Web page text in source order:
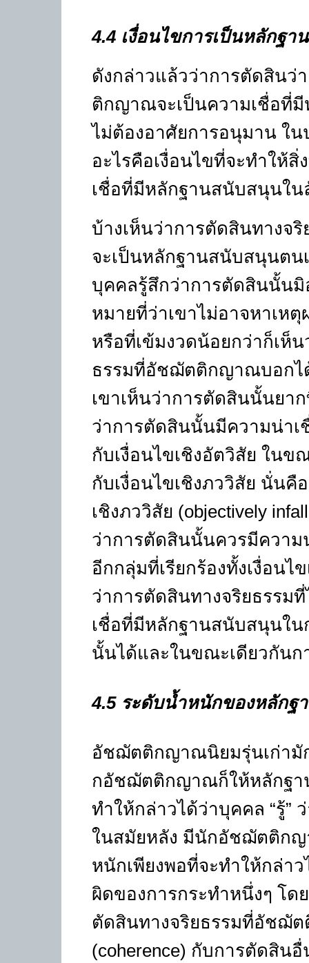
4.4 เงื่อนไขการเป็นหลักฐ
ดังกล่าวแล้วว่าการตัดสินว่
ติกญาณจะเป็นความเชื่อที่
ไม่ต้องอาศัยการอนุมาน ใ
อะไรคือเงื่อนไขที่จะทำใ
เชื่อที่มีหลักฐานสนับสนุนใ
บ้างเห็นว่าการตัดสินทาง
จะเป็นหลักฐานสนับสนุนตน
บุคคลรู้สึกว่าการตัดสินนั้นมิ
หมายที่ว่าเขาไม่อาจหาเห
หรือที่เข้มงวดน้อยกว่าก็เห็
ธรรมที่อัชฌัตติกญาณบอกไ
เขาเห็นว่าการตัดสินนั้นยา
ว่าการตัดสินนั้นมีความน่า
กับเงื่อนไขเชิงอัตวิสัย ใน
กับเงื่อนไขเชิงภววิสัย นั่น
เชิงภววิสัย (objectively
ว่าการตัดสินนั้นควรมีความ
อีกกลุ่มที่เรียกร้องทั้งเงื่อนไ
ว่าการตัดสินทางจริยธรร
เชื่อที่มีหลักฐานสนับสนุนใ
นั้นได้และในขณะเดียวกันก
4.5ระดับน้ำหนักของหลักฐ
อัชฌัตติกญาณนิยมรุ่นเก่ามัก
กอัชฌัตติกญาณก็ให้หลักฐา
ทำให้กล่าวได้ว่าบุคคล “รู้”
ในสมัยหลัง มีนักอัชฌัตติก
หนักเพียงพอที่จะทำให้กล่า
ผิดของการกระทำหนึ่งๆ โ
ตัดสินทางจริยธรรมที่อัช
(coherence) กับการตัดสิน